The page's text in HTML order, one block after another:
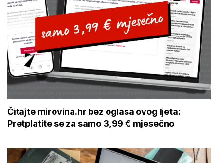
Čitajte mirovina.hr bez oglasa ovog ljeta:
Pretplatite se za samo 3,99 € mjesečno